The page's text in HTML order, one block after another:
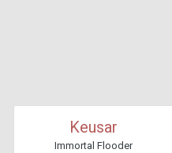
Keusar
Immortal Flooder